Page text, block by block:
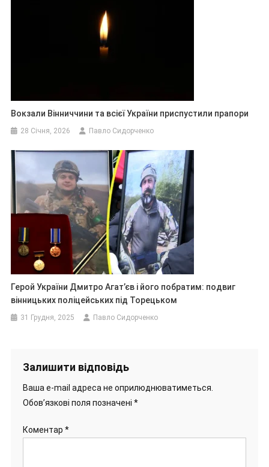
Вокзали Вінниччини та всієї України приспустили прапори
28 Січня, 2026 Павло Сидорченко
Герой України Дмитро Агат’єв і його побратим: подвиг
вінницьких поліцейських під Торецьком
31 Грудня, 2025 Павло Сидорченко
Залишити відповідь
Ваша e-mail адреса не оприлюднюватиметься.
Обов’язкові поля позначені *
Коментар *